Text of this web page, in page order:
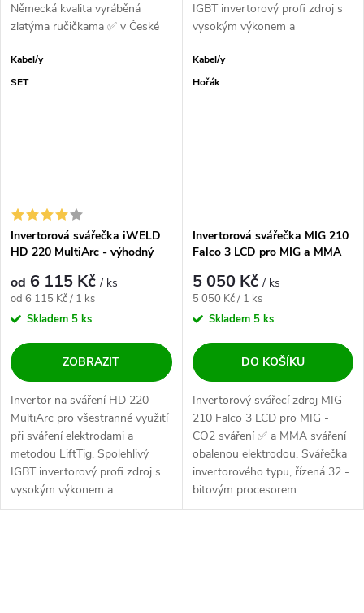
Německá kvalita vyráběná
zlatýma ručičkama ✅ v České
Republice....
IGBT invertorový profi zdroj s
vysokým výkonem a
zatěžovateli,...
Kabel/y
SET
Invertorová svářečka iWELD
HD 220 MultiArc - výhodný
od 6 115 Kč/ ks
Měrná cena:
od 6 115 Kč / 1 ks
Skladem 5 ks
ZOBRAZIT
Invertor na sváření HD 220
MultiArc pro všestranné využití
při sváření elektrodami a
metodou LiftTig. Spolehlivý
IGBT invertorový profi zdroj s
vysokým výkonem a
zatěžovateli,...
Kabel/y
Hořák
Invertorová svářečka MIG 210
Falco 3 LCD pro MIG a MMA
5 050 Kč/ ks
Měrná cena:
5 050 Kč / 1 ks
Skladem 5 ks
DO KOŠÍKU
Invertorový svářecí zdroj MIG
210 Falco 3 LCD pro MIG -
CO2 sváření ✅ a MMA sváření
obalenou elektrodou. Svářečka
invertorového typu, řízená 32 -
bitovým procesorem....